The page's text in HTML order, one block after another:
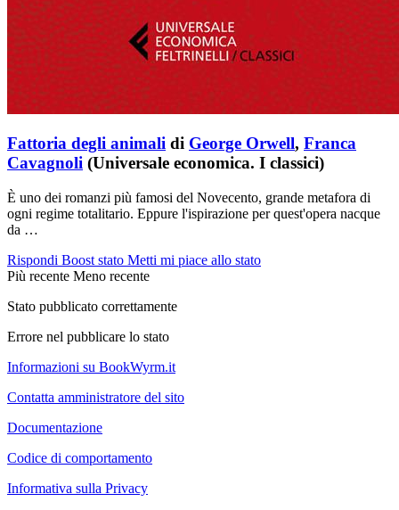
Fattoria degli animali di George Orwell, Franca
Cavagnoli (Universale economica. I classici)
È uno dei romanzi più famosi del Novecento, grande metafora di
ogni regime totalitario. Eppure l'ispirazione per quest'opera nacque
da …
Rispondi Boost stato Metti mi piace allo stato
Più recente Meno recente
Stato pubblicato correttamente
Errore nel pubblicare lo stato
Informazioni su BookWyrm.it
Contatta amministratore del sito
Documentazione
Codice di comportamento
Informativa sulla Privacy